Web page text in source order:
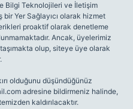
Bilgi Teknolojileri ve İletişim
bir Yer Sağlayıcı olarak hizmet
proaktif olarak denetleme
Ancak, üyelerimiz
olup, siteye üye olarak
olduğunu düşündüğünüz
adresine bildirmeniz halinde,
kaldırılacaktır.